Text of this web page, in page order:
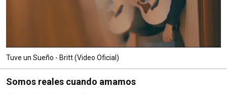
Tuve un Sueño - Britt (Video Oficial)
Somos reales cuando amamos